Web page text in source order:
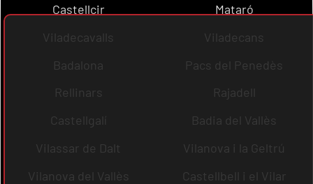
Castellcir
Mataró
Viladecavalls
Viladecans
Badalona
Pacs del Penedès
Rellinars
Rajadell
Castellgalí
Badia del Vallès
Vilassar de Dalt
Vilanova i la Geltrú
Vilanova del Vallès
Castellbell i el Vilar